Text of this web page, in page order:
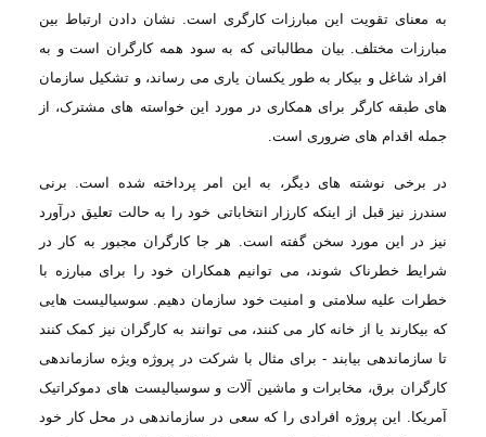
به معنای تقویت این مبارزات کارگری است. نشان دادن ارتباط بین
مبارزات مختلف. بیان مطالباتی که به سود همه کارگران است و به
افراد شاغل و بیکار به طور یکسان یاری می رساند، و تشکیل سازمان
های طبقه کارگر برای همکاری در مورد این خواسته های مشترک، از
جمله اقدام های ضروری است.
در برخی نوشته های دیگر، به این امر پرداخته شده است. برنی
سندرز نیز قبل از اینكه کارزار انتخاباتی خود را به حالت تعلیق درآورد
نیز در این مورد سخن گفته است. هر جا کارگران مجبور به
کار در
شرایط خطرناک شوند، می توانیم همکاران خود را برای مبارزه با
خطرات علیه سلامتی و امنیت خود سازمان دهیم. سوسیالیست هایی
که بیکارند یا از خانه کار می کنند، می توانند به کارگران نیز کمک کنند
تا سازماندهی بیابند - برای مثال با شرکت در پروژه ویژه سازماندهی
کارگران برق، مخابرات و ماشین آلات و سوسیالیست های دموکراتیک
آمریکا. این پروژه افرادی
را که سعی در سازماندهی در محل کار خود